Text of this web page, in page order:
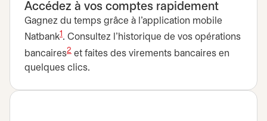
Accédez à vos comptes rapidement
Gagnez du temps grâce à l'application mobile
Natbank1 . Consultez l’historique de vos opérations
bancaires2 et faites des virements bancaires en
quelques clics.